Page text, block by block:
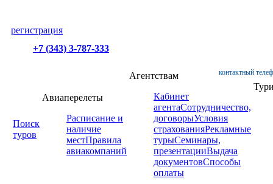
регистрация
+7 (343) 3-787-333
контактный
Поиск
туров
Авиаперелеты
Расписание и
наличие
местПравила
авиакомпаний
Агентствам
Кабинет
агентаСотрудничество,
договорыУсловия
страхованияРекламные
турыСеминары,
презентацииВыдача
документовСпособы
оплаты